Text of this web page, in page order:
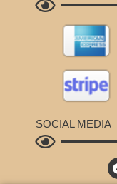
SOCIAL MEDIA